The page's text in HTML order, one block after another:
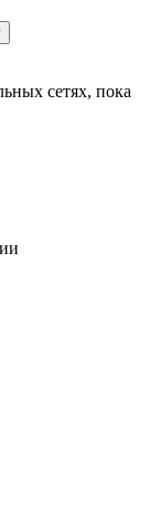
сетях, пока